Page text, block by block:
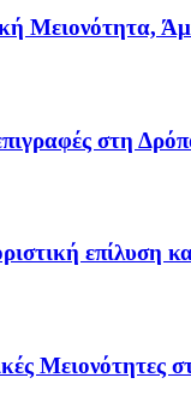
Μειονότητα,
στη
επίλυση
Μειονότητες